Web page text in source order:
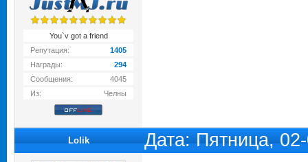
You`v got a friend
Репутация:
1405
Награды:
294
Сообщения:
4045
Из:
Челны
Lolik Дата: Пятница,